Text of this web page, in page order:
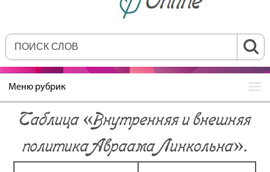
Меню рубрик
Таблица «Внутренняя и внешняя
политика Авраама Линкольна».